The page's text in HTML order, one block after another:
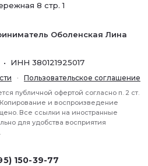
150-39-77
8 стр. 1
Оболенская Лина
ИНН 380121925017
· Пользовательское соглашение
публичной офертой согласно п. 2 ст.
и воспроизведение
Все ссылки на иностранные
для удобства восприятия